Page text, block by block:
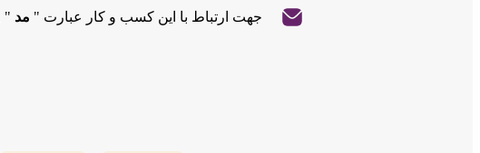
جهت ارتباط با این کسب و کار عبارت " مد "